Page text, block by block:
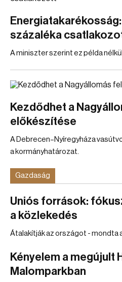
százaléka
A miniszter szerint ez példa
Kezdődhet a
előkészítése
A Debrecen–Nyíregyháza
a kormányhatározat.
Gazdaság
Uniós források:
a közlekedés
Átalakítják az országot - mondta
Kényelem a megújult
Malomparkban